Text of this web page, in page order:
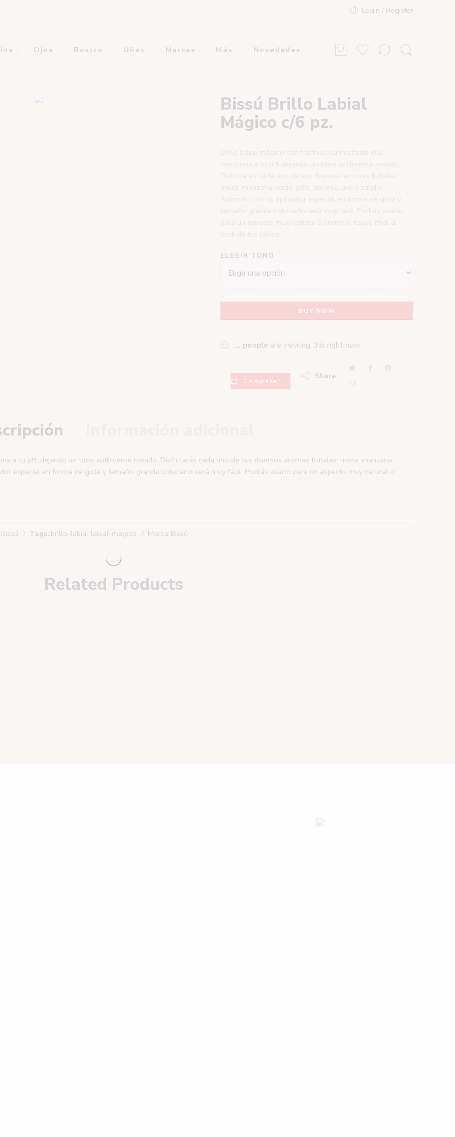
Login / Register
Ojos Rostro Uñas Marcas Más Novedades
Bissú Brillo Labial
Mágico c/6 pz.
ELEGIR TONO
BUY NOW
... people are viewing this right now
Comparar
Share
a tu pH, dejando un tono sutilmente rosado. Disfrutarás cada uno de sus diversos aromas frutales: mora, manzana
especial en forma de gota y tamaño grande colocarlo será muy fácil. Podrás usarlo para un aspecto muy natural o
Tags: brillo-labial, labial-magico Marca: Bissú
Related Products